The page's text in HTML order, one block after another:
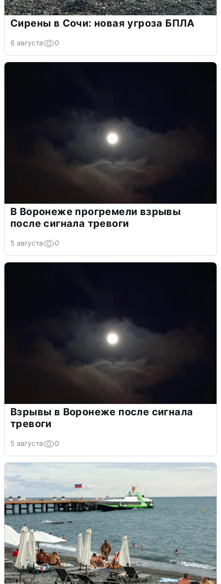
Сирены в Сочи: новая угроза БПЛА
6 августа 0
В Воронеже прогремели взрывы
после сигнала тревоги
5 августа 0
Взрывы в Воронеже после сигнала
тревоги
5 августа 0